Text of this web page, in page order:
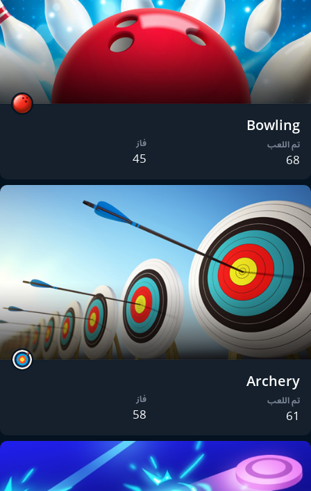
Bowling
تم اللعب
68
فاز
45
Archery
تم اللعب
61
فاز
58